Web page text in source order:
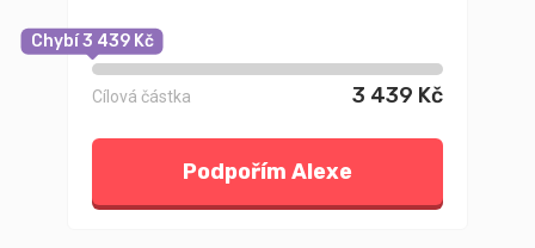
Chybí 3 439 Kč
Cílová částka 3 439 Kč
Podpořím Alexe